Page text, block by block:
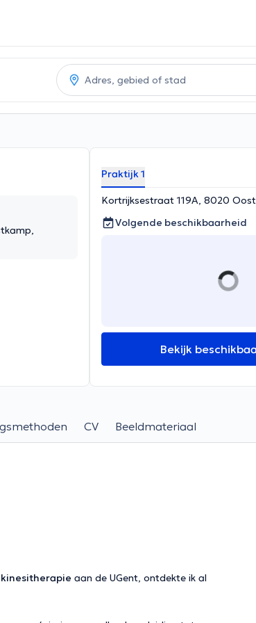
Praktijk 1
Kortrijksestraat 119A, 8020
Volgende beschikbaarheid
Bekijk
CV Beeldmateriaal
kinesitherapie aan de UGent, ontdekte ik al